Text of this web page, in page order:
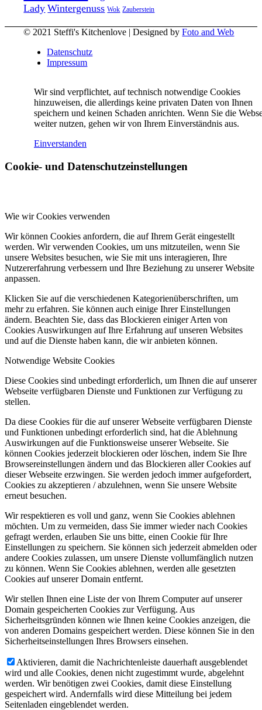
Lady Wintergenuss Wok Zauberstein
© 2021 Steffi's Kitchenlove | Designed byFoto and Web
Datenschutz
Impressum
Wir sind verpflichtet, auf technisch notwendige Cookies
hinzuweisen, die allerdings keine privaten Daten von Ihnen
speichern und keinen Schaden anrichten. Wenn Sie die
weiter nutzen, gehen wir von Ihrem Einverständnis aus.
Einverstanden
Cookie- und Datenschutzeinstellungen
Wie wir Cookies verwenden
Wir können Cookies anfordern, die auf Ihrem Gerät eingestellt
werden. Wir verwenden Cookies, um uns mitzuteilen, wenn Sie
unsere Websites besuchen, wie Sie mit uns interagieren, Ihre
Nutzererfahrung verbessern und Ihre Beziehung zu unserer Website
anpassen.
Klicken Sie auf die verschiedenen Kategorienüberschriften, um
mehr zu erfahren. Sie können auch einige Ihrer Einstellungen
ändern. Beachten Sie, dass das Blockieren einiger Arten von
Cookies Auswirkungen auf Ihre Erfahrung auf unseren Websites
und auf die Dienste haben kann, die wir anbieten können.
Notwendige Website Cookies
Diese Cookies sind unbedingt erforderlich, um Ihnen die auf unserer
Webseite verfügbaren Dienste und Funktionen zur Verfügung zu
stellen.
Da diese Cookies für die auf unserer Webseite verfügbaren Dienste
und Funktionen unbedingt erforderlich sind, hat die Ablehnung
Auswirkungen auf die Funktionsweise unserer Webseite. Sie
können Cookies jederzeit blockieren oder löschen, indem Sie Ihre
Browsereinstellungen ändern und das Blockieren aller Cookies auf
dieser Webseite erzwingen. Sie werden jedoch immer aufgefordert,
Cookies zu akzeptieren / abzulehnen, wenn Sie unsere Website
erneut besuchen.
Wir respektieren es voll und ganz, wenn Sie Cookies ablehnen
möchten. Um zu vermeiden, dass Sie immer wieder nach Cookies
gefragt werden, erlauben Sie uns bitte, einen Cookie für Ihre
Einstellungen zu speichern. Sie können sich jederzeit abmelden oder
andere Cookies zulassen, um unsere Dienste vollumfänglich nutzen
zu können. Wenn Sie Cookies ablehnen, werden alle gesetzten
Cookies auf unserer Domain entfernt.
Wir stellen Ihnen eine Liste der von Ihrem Computer auf unserer
Domain gespeicherten Cookies zur Verfügung. Aus
Sicherheitsgründen können wie Ihnen keine Cookies anzeigen, die
von anderen Domains gespeichert werden. Diese können Sie in den
Sicherheitseinstellungen Ihres Browsers einsehen.
Aktivieren, damit die Nachrichtenleiste dauerhaft ausgeblendet
wird und alle Cookies, denen nicht zugestimmt wurde, abgelehnt
werden. Wir benötigen zwei Cookies, damit diese Einstellung
gespeichert wird. Andernfalls wird diese Mitteilung bei jedem
Seitenladen eingeblendet werden.